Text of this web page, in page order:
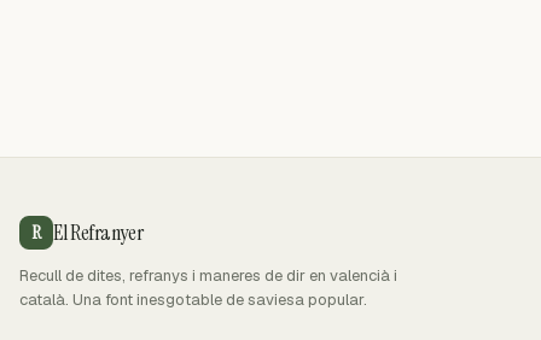
R El Refranyer
Recull de dites, refranys i maneres de dir en valencià i
català. Una font inesgotable de saviesa popular.